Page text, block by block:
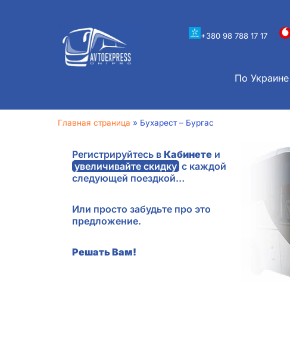
+380 98 788 17 17
По Украине
Главная страница » Бухарест – Бургас
Регистрируйтесь вКабинете и
увеличивайте скидку с каждой
следующей поездкой…
Или просто забудьте про это
предложение.
Решать Вам!